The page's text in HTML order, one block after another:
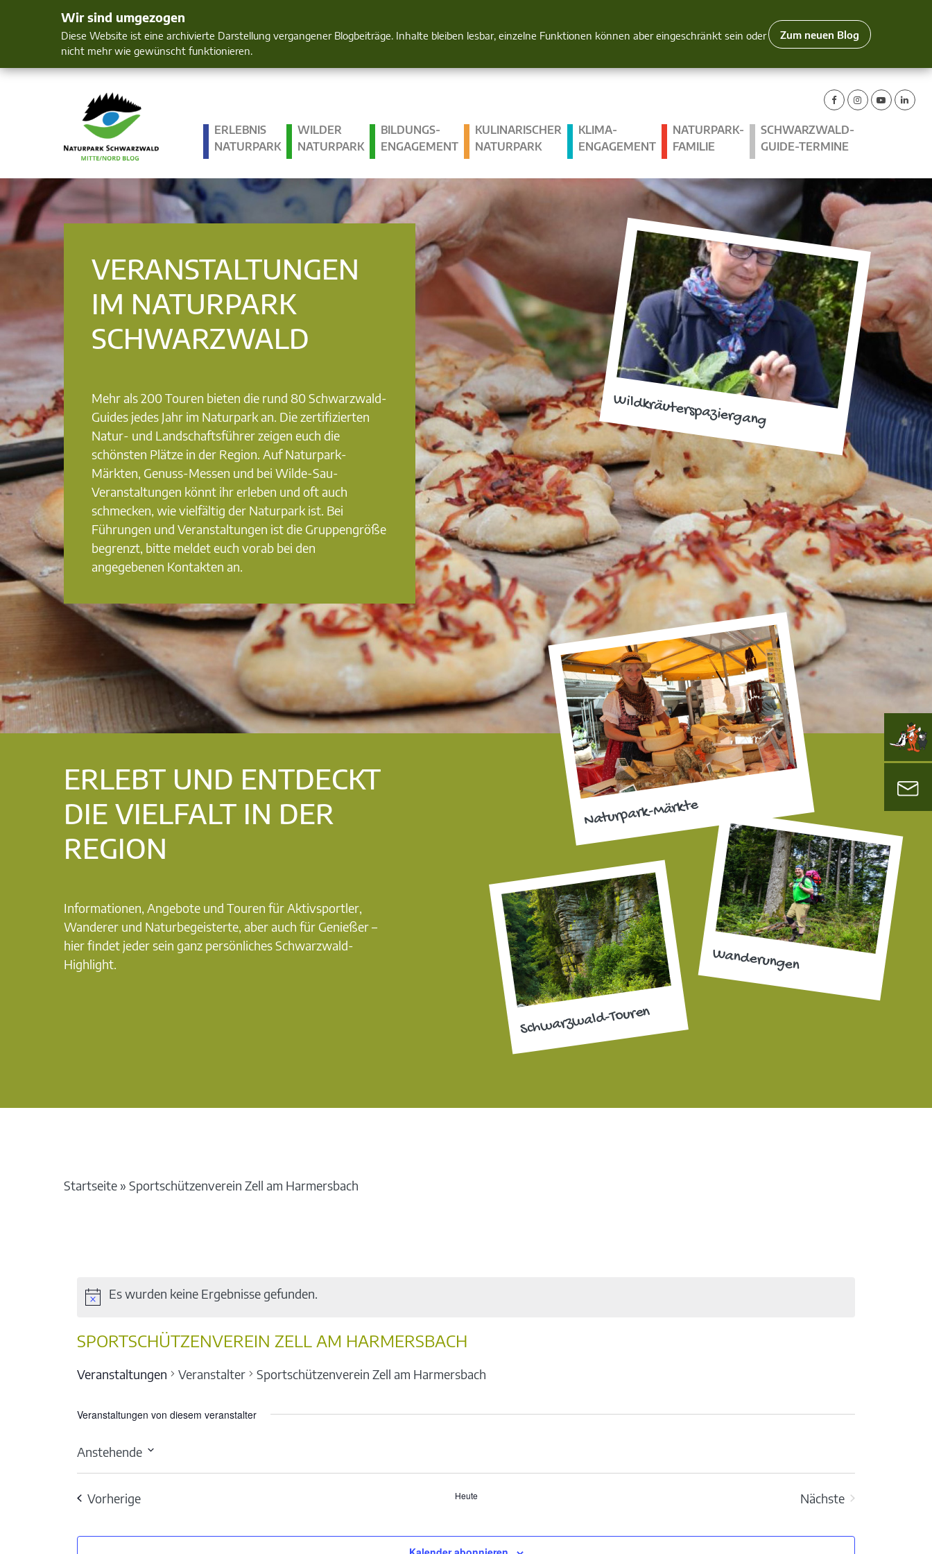
Wir sind umgezogen
Diese Website ist eine archivierte Darstellung vergangener Blogbeiträge. Inhalte bleiben lesbar, einzelne Funktionen können aber eingeschränkt sein oder
nicht mehr wie gewünscht funktionieren.
Zum neuen Blog
Mensch und Natur im Blick
ERLEBNIS
NATURPARK
WILDER
NATURPARK
BILDUNGS­
ENGAGEMENT
KULINARISCHER
NATURPARK
KLIMA­
ENGAGEMENT
NATURPARK-
FAMILIE
SCHWARZWALD-
GUIDE-TERMINE
Wildkräuterspaziergang
VERANSTALTUNGEN
IM NATURPARK
SCHWARZWALD
Mehr als 200 Touren bieten die rund 80 Schwarzwald-
Guides jedes Jahr im Naturpark an. Die zertifizierten
Natur- und Landschaftsführer zeigen euch die
schönsten Plätze in der Region. Auf Naturpark-
Märkten, Genuss-Messen und bei Wilde-Sau-
Veranstaltungen könnt ihr erleben und oft auch
schmecken, wie vielfältig der Naturpark ist. Bei
Führungen und Veranstaltungen ist die Gruppengröße
begrenzt, bitte meldet euch vorab bei den
angegebenen Kontakten an.
ERLEBT UND ENTDECKT
DIE VIELFALT IN DER
REGION
Informationen, Angebote und Touren für Aktivsportler,
Wanderer und Naturbegeisterte, aber auch für Genießer –
hier findet jeder sein ganz persönliches Schwarzwald-
Highlight.
Naturpark-Märkte
Wanderungen
Schwarzwald-Touren
Startseite» Sportschützenverein Zell am Harmersbach
Es wurden keine Ergebnisse gefunden.
SPORTSCHÜTZENVEREIN ZELL AM HARMERSBACH
Veranstaltungen Veranstalter Sportschützenverein Zell am Harmersbach
Veranstaltungen von diesem veranstalter
Anstehende
Datum
VorherigeVeranstaltungen Heute
Nächste